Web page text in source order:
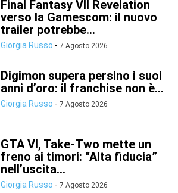
Final Fantasy VII Revelation
verso la Gamescom: il nuovo
trailer potrebbe...
Giorgia Russo - 7 Agosto 2026
Digimon supera persino i suoi
anni d’oro: il franchise non è...
Giorgia Russo - 7 Agosto 2026
GTA VI, Take-Two mette un
freno ai timori: “Alta fiducia”
nell’uscita...
Giorgia Russo - 7 Agosto 2026